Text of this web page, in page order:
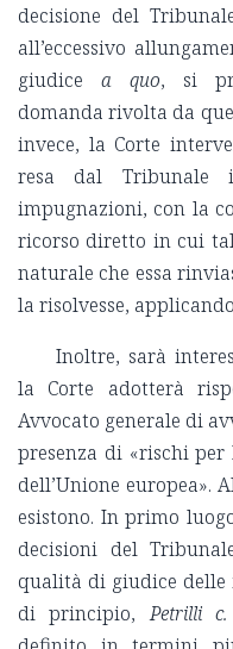
decisione del
all’eccessivo
giudice a quo, si
domanda rivolta da
invece, la Corte
resa dal
impugnazioni, con la
ricorso diretto in cui
naturale che essa
la risolvesse,
Inoltre, sarà
la Corte adotterà
Avvocato generale di
presenza di «rischi
dell’Unione europea».
esistono. In primo
decisioni del
qualità di giudice delle
di principio,Petrilli c.